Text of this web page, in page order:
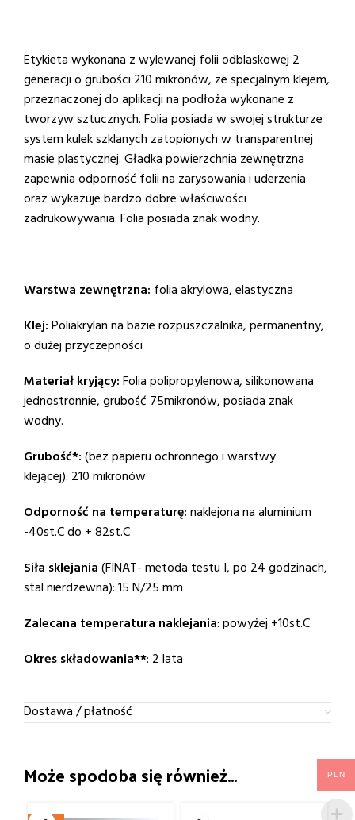
Etykieta wykonana z wylewanej folii odblaskowej 2
generacji o grubości 210 mikronów, ze specjalnym klejem,
przeznaczonej do aplikacji na podłoża wykonane z
tworzyw sztucznych. Folia posiada w swojej strukturze
system kulek szklanych zatopionych w transparentnej
masie plastycznej. Gładka powierzchnia zewnętrzna
zapewnia odporność folii na zarysowania i uderzenia
oraz wykazuje bardzo dobre właściwości
zadrukowywania. Folia posiada znak wodny.
Warstwa zewnętrzna: folia akrylowa, elastyczna
Klej:Poliakrylan na bazie rozpuszczalnika, permanentny,
o dużej przyczepności
Materiał kryjący:Folia polipropylenowa, silikonowana
jednostronnie, grubość 75mikronów, posiada znak
wodny.
Grubość*:(bez papieru ochronnego i warstwy
klejącej): 210 mikronów
Odporność na temperaturę:naklejona na aluminium
-40st.C do + 82st.C
Siła sklejania(FINAT- metoda testu I, po 24 godzinach,
stal nierdzewna): 15 N/25 mm
Zalecana temperatura naklejania: powyżej +10st.C
Okres składowania**: 2 lata
Dostawa / płatność
Może spodoba się również… PLN